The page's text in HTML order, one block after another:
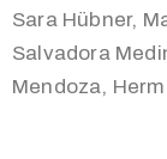
Sara Hübner,
Salvadora
Mendoza,